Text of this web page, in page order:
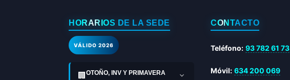
HORARIOS DE LA SEDE
VÁLIDO 2026
🏢OTOÑO, INV Y PRIMAVERA
CONTACTO
Teléfono: 93 782 61 73
Móvil: 634 200 069